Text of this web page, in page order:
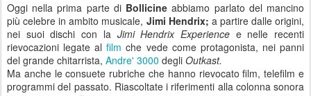
Oggi nella prima parte di Bollicine abbiamo parlato del mancino
più celebre in ambito musicale, Jimi Hendrix; a partire dalle origini,
nei suoi dischi con la Jimi Hendrix Experience e nelle recenti
rievocazioni legate alfilm che vede come protagonista, nei panni
del grande chitarrista, Andre' 3000 degli Outkast.
Ma anche le consuete rubriche che hanno rievocato film, telefilm e
programmi del passato. Riascoltate i riferimenti alla colonna sonora